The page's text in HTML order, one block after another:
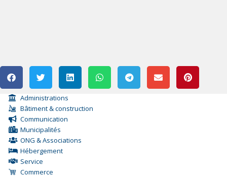
Administrations
Bâtiment & construction
Communication
Municipalités
ONG & Associations
Hébergement
Service
Commerce